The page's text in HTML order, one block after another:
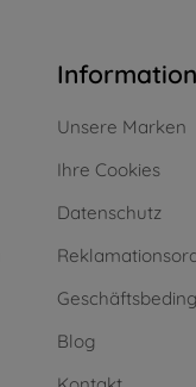
Information
Unsere Marken
Ihre Cookies
Datenschutz
Blog